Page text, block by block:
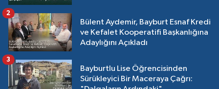
Bülent Aydemir, Bayburt Esnaf Kredi
ve Kefalet Kooperatifi Başkanlığına
Adaylığını Açıkladı
2
Bayburtlu Lise Öğrencisinden
Sürükleyici Bir Maceraya Çağrı:
3